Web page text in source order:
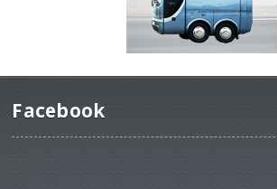
Facebook